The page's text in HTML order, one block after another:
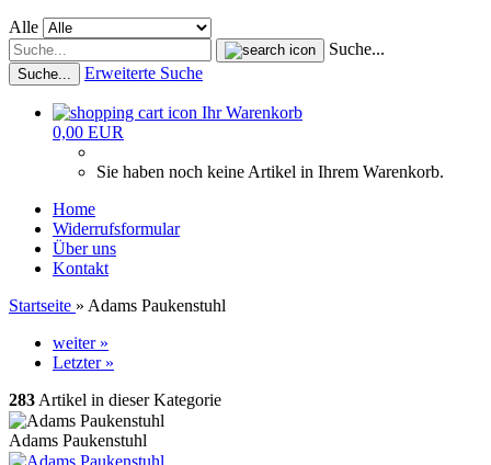
Alle
Suche...
Suche... Erweiterte Suche
Ihr Warenkorb
0,00 EUR
Sie haben noch keine Artikel in Ihrem Warenkorb.
Home
Widerrufsformular
Über uns
Kontakt
Startseite » Adams Paukenstuhl
weiter »
Letzter »
283 Artikel in dieser Kategorie
Adams Paukenstuhl